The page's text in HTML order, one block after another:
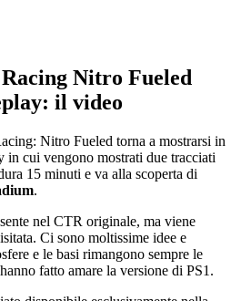
Nitro Fueled
il video
: Nitro Fueled torna a mostrarsi in
in cui vengono mostrati due tracciati
15 minuti e va alla scoperta di
.
nel CTR originale, ma viene
Ci sono moltissime idee e
e le basi rimangono sempre le
fatto amare la versione di PS1.